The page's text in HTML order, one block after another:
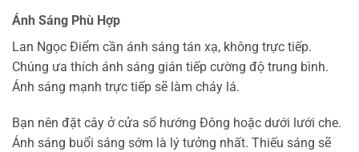
Ánh Sáng Phù Hợp
Lan Ngọc Điểm cần ánh sáng tán xạ, không trực tiếp.
Chúng ưa thích ánh sáng gián tiếp cường độ trung bình.
Ánh sáng mạnh trực tiếp sẽ làm cháy lá.
Bạn nên đặt cây ở cửa sổ hướng Đông hoặc dưới lưới che.
Ánh sáng buổi sáng sớm là lý tưởng nhất. Thiếu sáng sẽ